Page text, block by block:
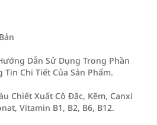
Dẫn Sử Dụng Trong Phần
Tin Chi Tiết Của Sản Phẩm.
Chiết Xuất Cô Đặc, Kẽm, Canxi
Vitamin B1, B2, B6, B12.